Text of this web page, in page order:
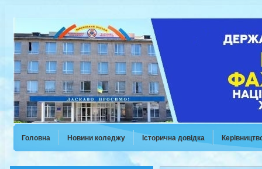
Головна Новини коледжу Історична довідка